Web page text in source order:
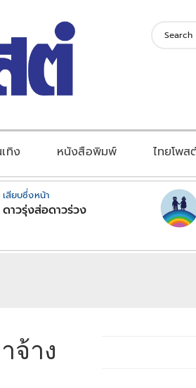
ทิง หนังสือพิมพ์ ไทยโพ
เสียบซึ่งหน้า
ดาวรุ่งส่อดาวร่วง
จ้าง